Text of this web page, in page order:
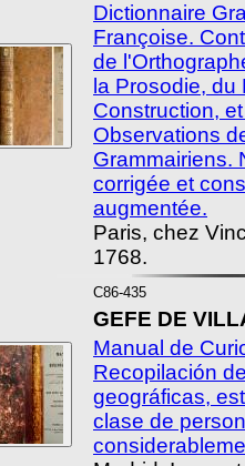
Dictionnaire
Françoise.
de
la Prosodie, du
Construction,
Observations
Grammairiens.
corrigée et
augmentée.
Paris, chez
1768.
C86-435
GEFE DE
Manual de
Recopilación
geográficas,
clase de